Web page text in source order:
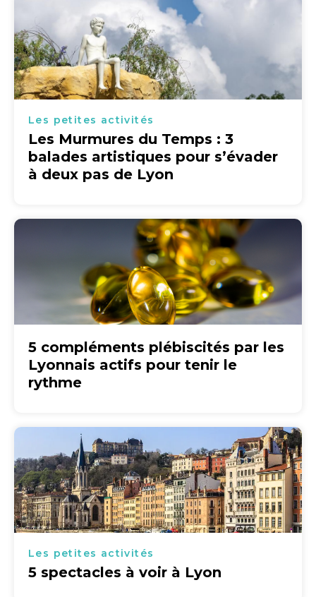
Les petites activités
Les Murmures du Temps : 3
balades artistiques pour s’évader
à deux pas de Lyon
5 compléments plébiscités par les
Lyonnais actifs pour tenir le
rythme
Les petites activités
5 spectacles à voir à Lyon